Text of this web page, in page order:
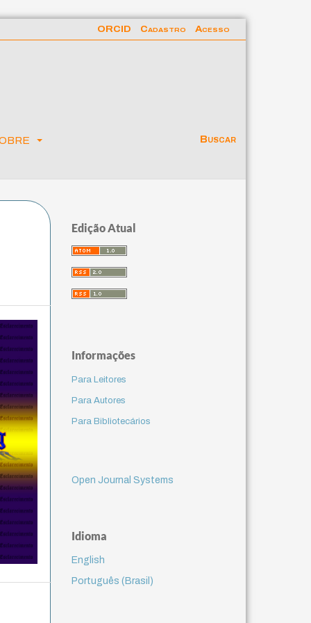
Buscar
ORCID Cadastro Acesso
Edição Atual
Informações
Para Leitores
Para Autores
Para Bibliotecários
Open Journal Systems
Idioma
English
Português (Brasil)